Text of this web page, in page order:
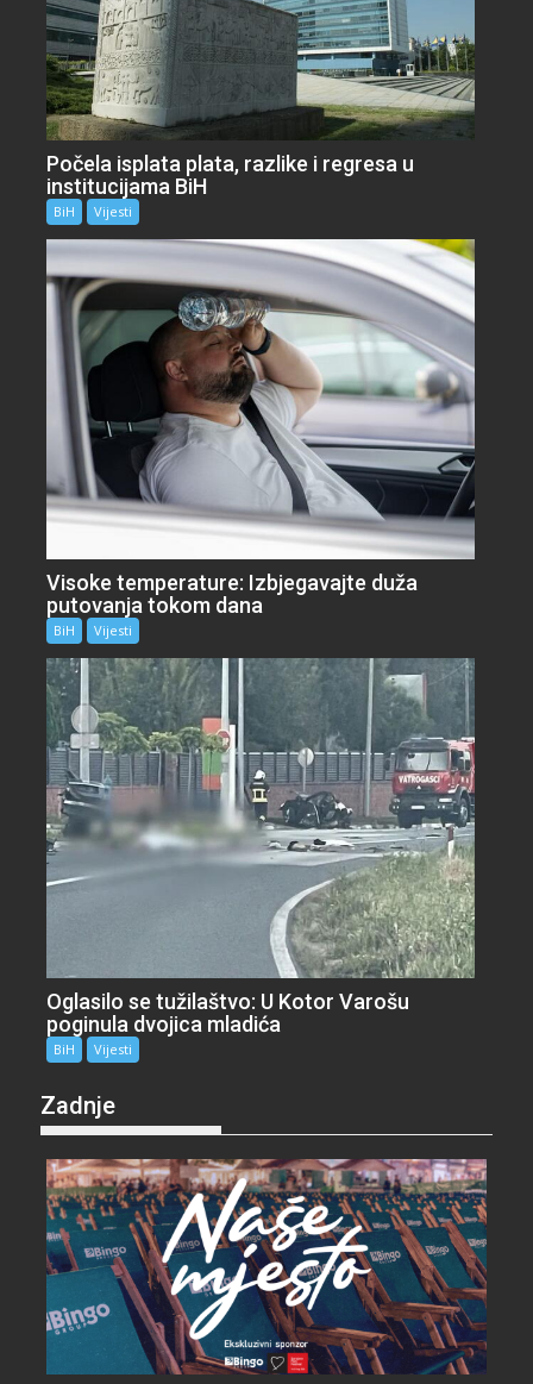
Počela isplata plata, razlike i regresa u
institucijama BiH
BiH Vijesti
Visoke temperature: Izbjegavajte duža
putovanja tokom dana
BiH Vijesti
Oglasilo se tužilaštvo: U Kotor Varošu
poginula dvojica mladića
BiH Vijesti
Zadnje